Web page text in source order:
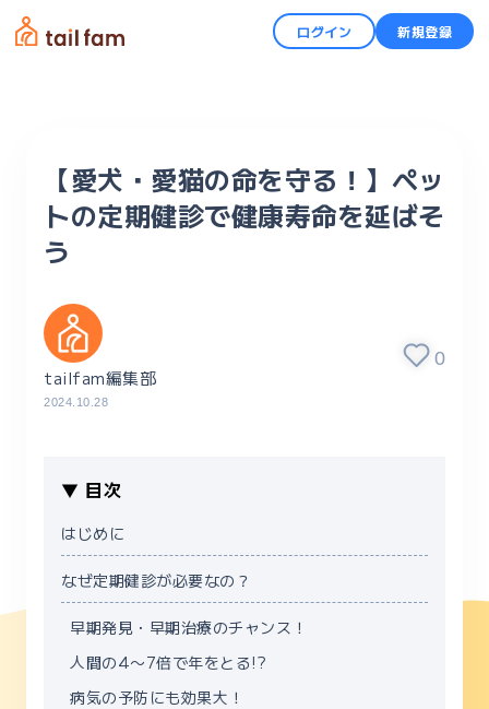
ログイン 新規登録
【愛犬・愛猫の命を守る！】ペッ
トの定期健診で健康寿命を延ばそ
う
tailfam編集部
2024.10.28
0
▼ 目次
はじめに
なぜ定期健診が必要なの？
早期発見・早期治療のチャンス！
人間の4〜7倍で年をとる!?
病気の予防にも効果大！